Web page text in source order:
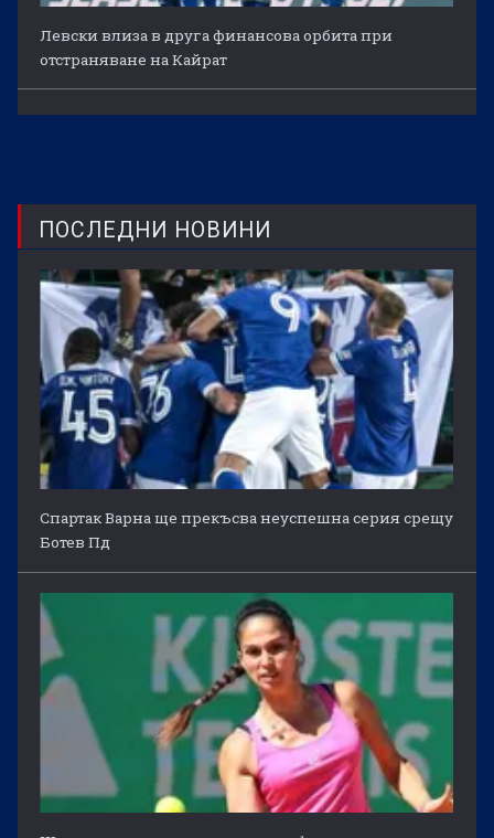
Левски влиза в друга финансова орбита при
отстраняване на Кайрат
ПОСЛЕДНИ НОВИНИ
Спартак Варна ще прекъсва неуспешна серия срещу
Ботев Пд